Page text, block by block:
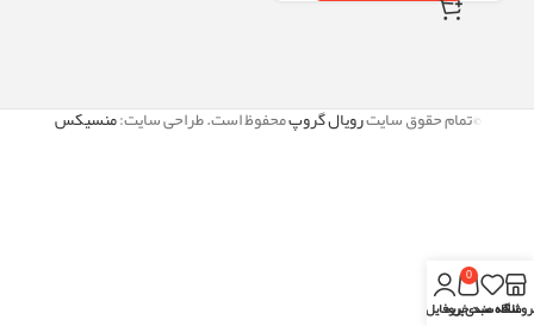
©تمام حقوق سایترویال گروپمحفوظ است. طراحی سایت:منسیکس
علاقه مندی
0
سبد خریدپروفایل